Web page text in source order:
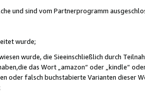
und sind vom Partnerprogramm
wurde;
wurde, die Sieeinschließlich durch
das Wort „amazon“ oder „kindle“
oder falsch buchstabierte Varianten dieser